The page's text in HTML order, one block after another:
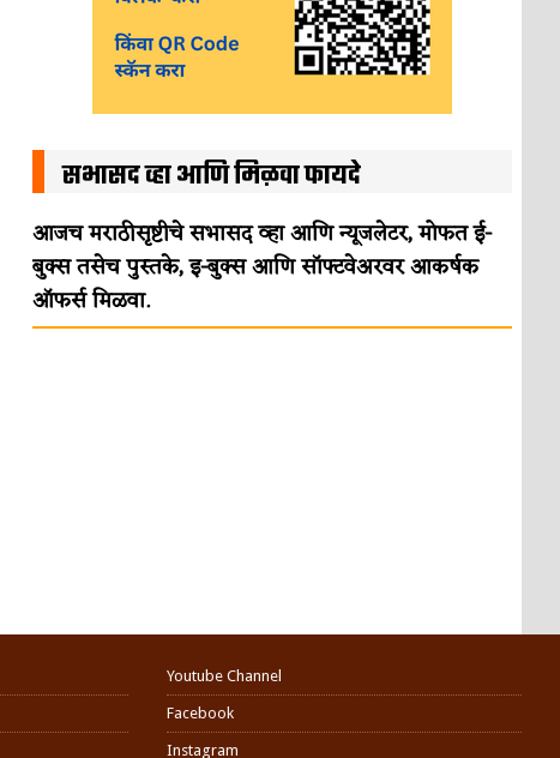
सभासद व्हा आणि मिळवा फायदे
आजच मराठीसृष्टीचे सभासद व्हा आणि न्यूजलेटर, मोफत ई-
बुक्स तसेच पुस्तके, इ-बुक्स आणि सॉफ्टवेअरवर आकर्षक
ऑफर्स मिळवा.
Youtube Channel
Facebook
Instagram